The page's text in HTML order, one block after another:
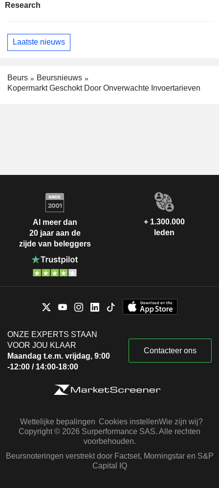
Research
Laatste nieuws
Beurs
Beursnieuws
Kopermarkt Geschokt Door Onverwachte Invoertarieven
Al meer dan
20 jaar aan de
zijde van beleggers
+ 1.300.000
leden
ONZE EXPERTS STAAN
VOOR JOU KLAAR
Maandag t.e.m. vrijdag, 9:00
-12:00 / 14:00-18:00
Contacteer ons
Wettelijke bepalingen Cookies instellenWie zijn wij?
Copyright © 2026 Surperformance SAS. Alle rechten
voorbehouden.
Beursnoteringen verstrekt door Factset, Morningstar en S&P
Capital IQ